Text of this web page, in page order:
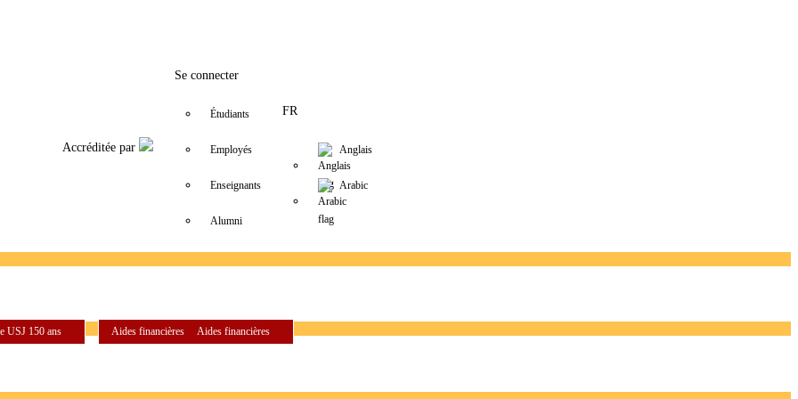
Accréditée par
Se connecter
Étudiants
Employés
Enseignants
Alumni
FR
Anglais
Arabic
USJ 150 ans Aides financières Aides financières